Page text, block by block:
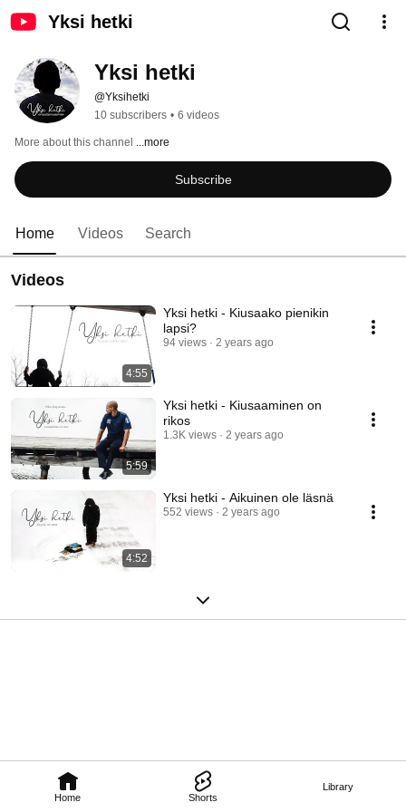
Yksi hetki
Home Shorts
Library
Yksi hetki
@Yksihetki
10 subscribers • 6 videos
More about this channel ...more
Subscribe
Home Videos Search
Videos
4:55
Yksi hetki - Kiusaako pienikin
lapsi?
94 views 2 years ago
5:59
Yksi hetki - Kiusaaminen on
rikos
1.3K views 2 years ago
4:52
Yksi hetki - Aikuinen ole läsnä
552 views 2 years ago